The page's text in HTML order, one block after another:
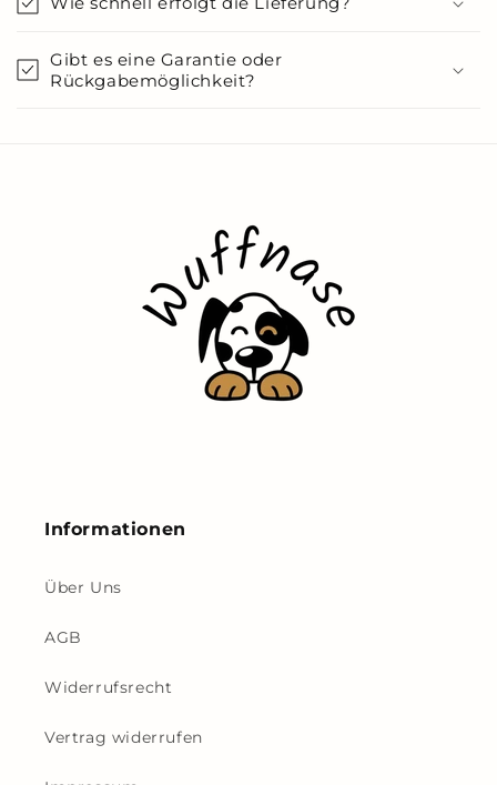
Gibt es eine Garantie oder
Rückgabemöglichkeit?
Informationen
Über Uns
AGB
Widerrufsrecht
Vertrag widerrufen